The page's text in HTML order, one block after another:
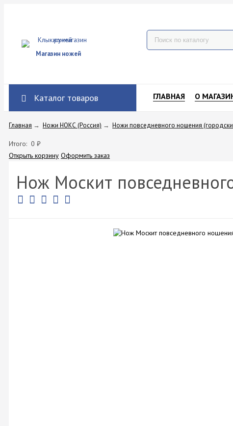
Магазин ножей
Каталог товаров ГЛАВНАЯ О
Главная → Ножи НОКС (Россия) → Ножи повседневного ношения
Итого: 0 ₽
Открыть корзину Оформить заказ
Нож Москит